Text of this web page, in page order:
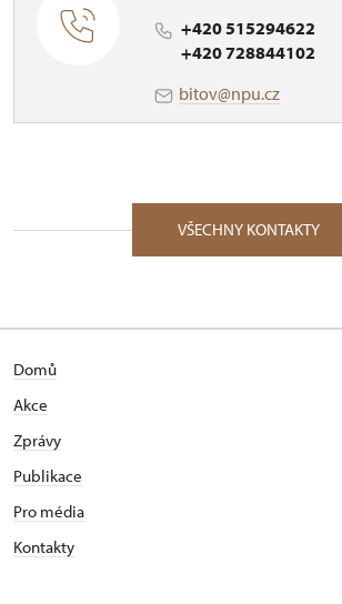
+420 515294622
+420 728844102
bitov@npu.cz
VŠECHNY KONTAKTY
Domů
Akce
Zprávy
Publikace
Pro média
Kontakty